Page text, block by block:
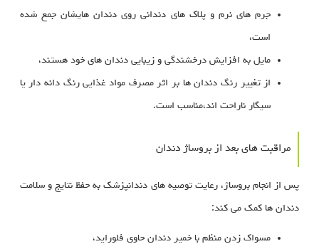
جرم‌ های نرم و پلاک‌ های دندانی روی دندان‌ هایشان جمع شده
است،
مایل به افزایش درخشندگی و زیبایی دندان‌ های خود هستند،
از تغییر رنگ دندان‌ ها بر اثر مصرف مواد غذایی رنگ‌ دانه‌ دار یا
سیگار ناراحت‌ اند،مناسب است.
مراقبت‌ های بعد از بروساژ دندان
پس از انجام بروساژ، رعایت توصیه‌ های دندانپزشک به حفظ نتایج و سلامت
دندان‌ ها کمک می‌ کند:
مسواک زدن منظم با خمیر دندان حاوی فلوراید،